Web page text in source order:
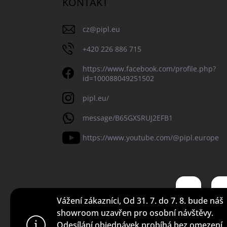
Vážení zákazníci, Od 31. 7. do 7. 8. bude náš
showroom uzavřen pro osobní návštěvy.
cz@pipl.eu
+420 226 886 715
https://www.facebook.com/profile.php?
id=100088049251502
pipl.eu/
message/B65GXSRUJ2EFB1
https://www.youtube.com/@pipl.europe